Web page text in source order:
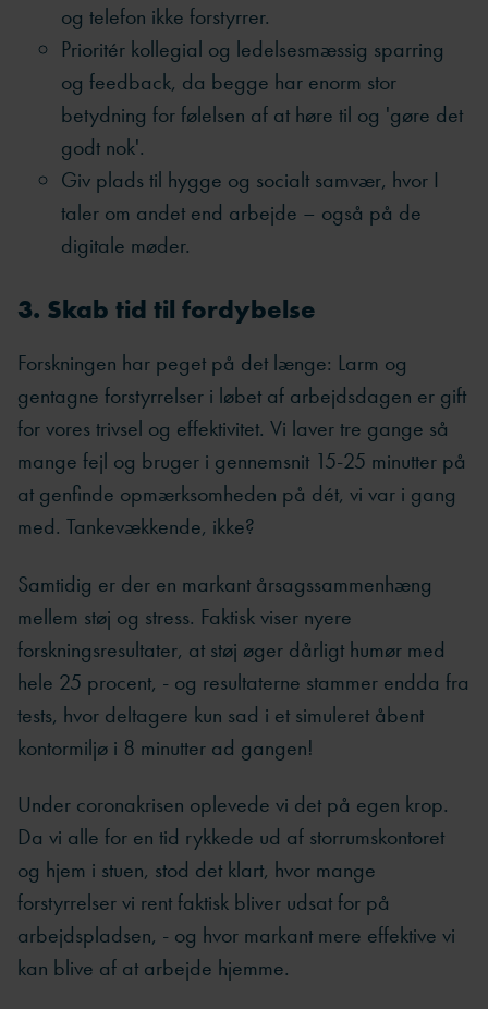
og telefon ikke forstyrrer.
Prioritér kollegial og ledelsesmæssig sparring
og feedback, da begge har enorm stor
betydning for følelsen af at høre til og 'gøre det
godt nok'.
Giv plads til hygge og socialt samvær, hvor I
taler om andet end arbejde – også på de
digitale møder.
3. Skab tid til fordybelse
Forskningen har peget på det længe: Larm og
gentagne forstyrrelser i løbet af arbejdsdagen er gift
for vores trivsel og effektivitet. Vi laver tre gange så
mange fejl og bruger i gennemsnit 15-25 minutter på
at genfinde opmærksomheden på dét, vi var i gang
med. Tankevækkende, ikke?
Samtidig er der en markant årsagssammenhæng
mellem støj og stress. Faktisk viser nyere
forskningsresultater, at støj øger dårligt humør med
hele 25 procent, - og resultaterne stammer endda fra
tests, hvor deltagere kun sad i et simuleret åbent
kontormiljø i 8 minutter ad gangen!
Under coronakrisen oplevede vi det på egen krop.
Da vi alle for en tid rykkede ud af storrumskontoret
og hjem i stuen, stod det klart, hvor mange
forstyrrelser vi rent faktisk bliver udsat for på
arbejdspladsen, - og hvor markant mere effektive vi
kan blive af at arbejde hjemme.